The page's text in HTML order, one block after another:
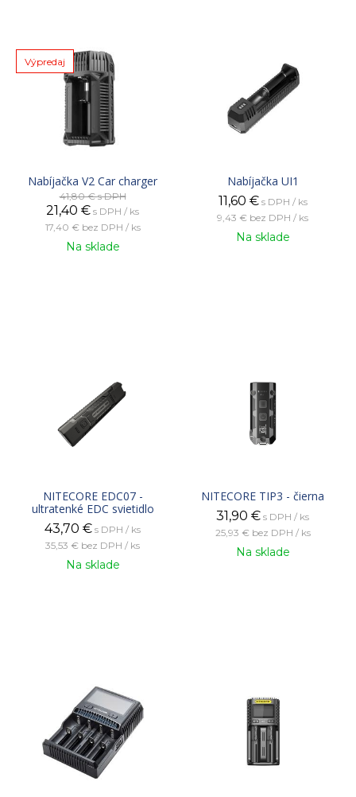
Výpredaj
Nabíjačka V2 Car charger
41,80 €s DPH
21,40 € s DPH / ks
17,40 € bez DPH / ks
Na sklade
Nabíjačka UI1
11,60 € s DPH / ks
9,43 € bez DPH / ks
Na sklade
NITECORE EDC07 -
ultratenké EDC svietidlo
43,70 € s DPH / ks
35,53 € bez DPH / ks
Na sklade
NITECORE TIP3 - čierna
31,90 € s DPH / ks
25,93 € bez DPH / ks
Na sklade